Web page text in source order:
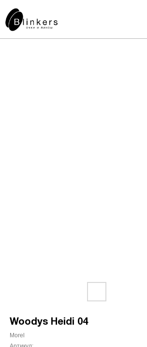
Woodys Heidi 04
Morel